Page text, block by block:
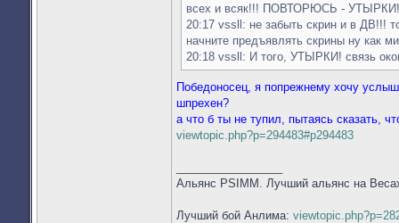
всех и всяк!!! ПОВТОРЮСЬ -
20:17 vssll: не забыть скрин и в ДВ!!!
начните предъявлять скрины ну как
20:18 vssll: И того, УТЫРКИ! связь
Победоносец, я попрежнему хочу
шпрехен?
а что б ты не тупил, пытаясь сказать,
viewtopic.php?p=294483#p294483
Альянс PSIMM. Лучший альянс на
Лучший бой Анлима: